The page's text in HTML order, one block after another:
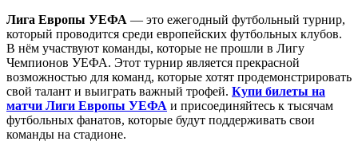
Лига Европы УЕФА — это ежегодный футбольный турнир,
который проводится среди европейских футбольных клубов.
В нём участвуют команды, которые не прошли в Лигу
Чемпионов УЕФА. Этот турнир является прекрасной
возможностью для команд, которые хотят продемонстрировать
свой талант и выиграть важный трофей. Купи билеты на
матчи Лиги Европы УЕФА и присоединяйтесь к тысячам
футбольных фанатов, которые будут поддерживать свои
команды на стадионе.